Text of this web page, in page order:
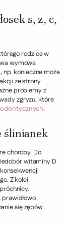
s, z, c,
rodzice w
wymowa
np. konieczne może
ze strony
problemy z
zgryzu, które
.
ślinianek
choroby. Do
witaminy D
Z kolei
się zębów